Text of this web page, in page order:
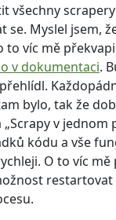
všechny
se. Myslel jsem,
to víc mě
v dokumentaci.
bylo, tak že
v jednom
kódu a vše
O to víc mě